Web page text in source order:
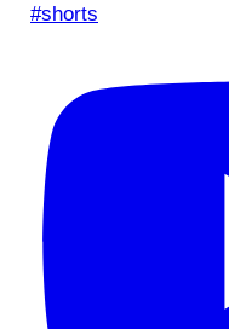
#shorts